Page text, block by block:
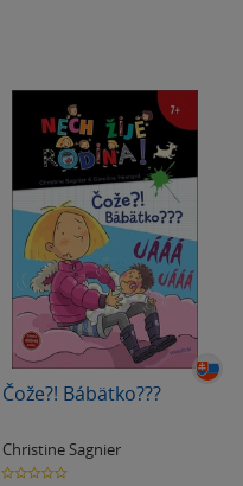
Čože?! Bábätko???
Christine Sagnier
0.0